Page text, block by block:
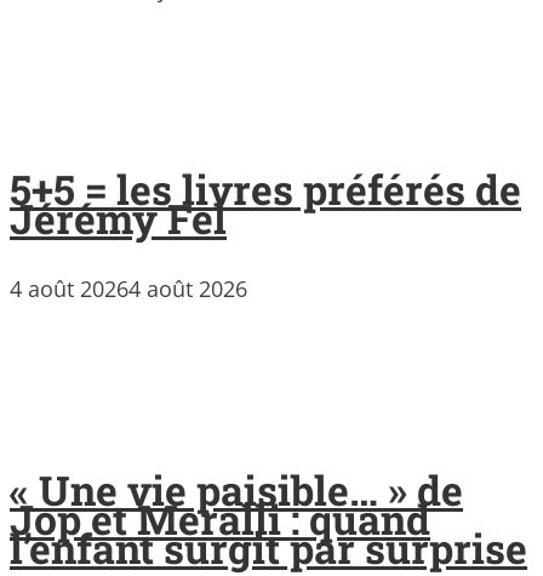
5+5 = les livres préférés de
Jérémy Fel
4 août 20264 août 2026
« Une vie paisible… » de
Jop et Meralli : quand
l’enfant surgit par surprise